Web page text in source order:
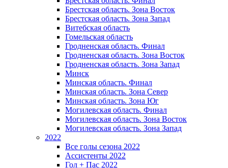
Брестская область. Зона Восток
Брестская область. Зона Запад
Витебская область
Гомельская область
Гродненская область. Финал
Гродненская область. Зона Восток
Гродненская область. Зона Запад
Минск
Минская область. Финал
Минская область. Зона Север
Минская область. Зона Юг
Могилевская область. Финал
Могилевская область. Зона Восток
Могилевская область. Зона Запад
2022
Все голы сезона 2022
Ассистенты 2022
Гол + Пас 2022